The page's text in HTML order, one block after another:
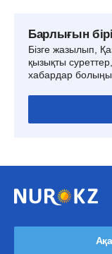
Барлығын
Бізге жазылып,
қызықты
хабардар